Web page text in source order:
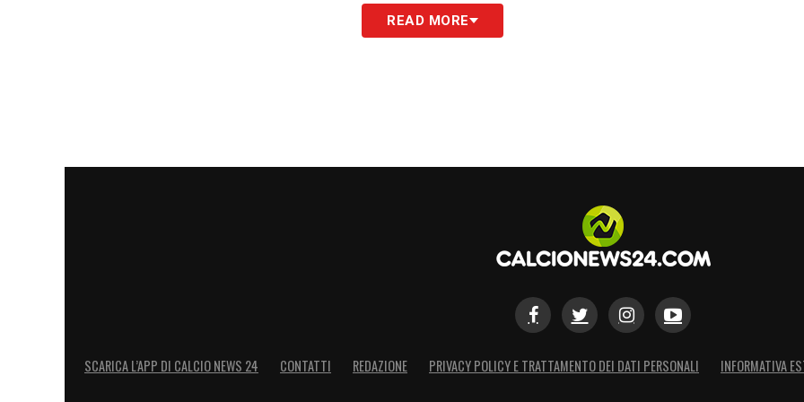
ATALANTA – INTERSabato 04/11 h.18.00
READ MORE
SCARICA L’APP DI CALCIO NEWS 24 CONTATTI REDAZIONE PRIVACY POLICY E TRATTAMENTO DEI DATI PERSONALI INFORMATIVA